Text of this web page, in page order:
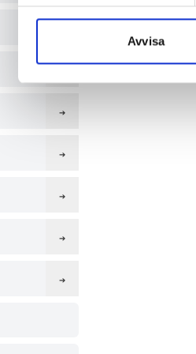
till de sociala medier och
Avvisa